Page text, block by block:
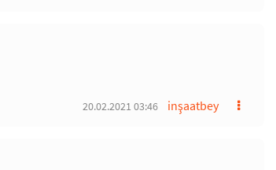
inşaatbey
20.02.2021 03:46